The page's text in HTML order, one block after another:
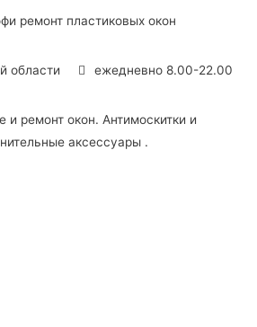
области ежедневно 8.00-22.00
и ремонт окон. Антимоскитки и
аксессуары .